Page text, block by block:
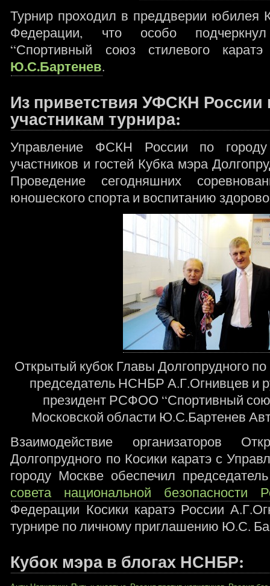
Турнир проходил в преддверии юбилея
Федерации, что особо
“Спортивный союз стилевого
Ю.С.Бартенев.
Из приветствия УФСКН России
участникам турнира:
Управление ФСКН России по городу
участников и гостей Кубка мэра
Проведение сегодняшних
юношеского спорта и воспитанию
Открытый кубок Главы Долгопрудного
председатель НСНБР А.Г.Огнивцев и
президент РСФОО “Спортивный
Московской области Ю.С.Бартенев
Взаимодействие организаторов
Долгопрудного по Косики каратэ с
городу Москве обеспечил
совета национальной безопасности
Федерации Косики каратэ России
турнире по личному приглашению Ю.С.
Кубок мэра в блогах НСНБР: